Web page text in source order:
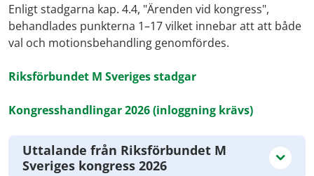
Enligt stadgarna kap. 4.4, "Ärenden vid kongress",
behandlades punkterna 1–17 vilket innebar att att både
val och motionsbehandling genomfördes.
Riksförbundet M Sveriges stadgar
Kongresshandlingar 2026 (inloggning krävs)
Uttalande från Riksförbundet M
Sveriges kongress 2026